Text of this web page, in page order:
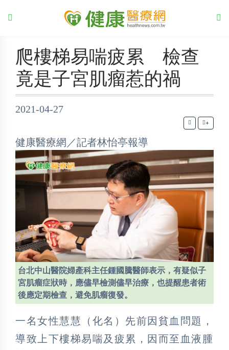
爬樓梯易喘疲累 檢查
竟是子宮肌瘤惹的禍
2021-04-27
+
健康醫療網／記者林怡亭報導
台北中山醫院婦產科主任鍾國騰醫師表示，有疑似子
宮肌瘤症狀時，應儘早檢測儘早治療，也提醒患者術
後應定期檢查，避免肌瘤復發。
一名女性慧慧（化名）先前因貧血問題，
導致上下樓梯易喘及疲累，因而至血液腫